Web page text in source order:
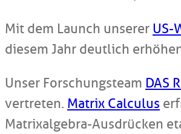
Mit dem Launch unserer US-
diesem Jahr deutlich
Unser Forschungsteam DAS
vertreten. Matrix Calculus
Matrixalgebra-Ausdrücken